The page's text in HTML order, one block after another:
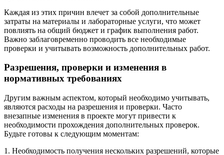
Каждая из этих причин влечет за собой дополнительные
затраты на материалы и лабораторные услуги, что может
повлиять на общий бюджет и график выполнения работ.
Важно заблаговременно проводить все необходимые
проверки и учитывать возможность дополнительных работ.
Разрешения, проверки и изменения в
нормативных требованиях
Другим важным аспектом, который необходимо учитывать,
являются расходы на разрешения и проверки. Часто
внезапные изменения в проекте могут привести к
необходимости прохождения дополнительных проверок.
Будьте готовы к следующим моментам:
1. Необходимость получения нескольких разрешений, которые